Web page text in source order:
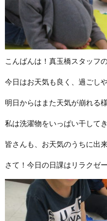
こんばんは！真玉橋スタッフ
今日はお天気も良く、過ごし
明日からはまた天気が崩れる
私は洗濯物をいっぱい干して
皆さんも、お天気のうちに出
さて！今日の日課はリラクゼ